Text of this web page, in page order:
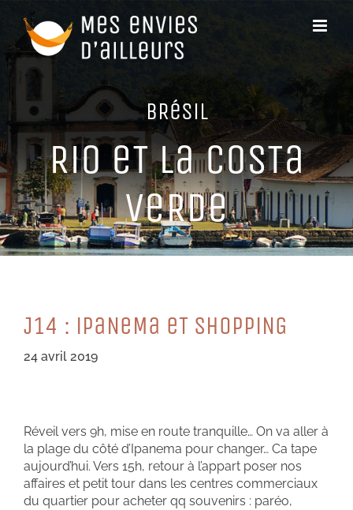
contenu
BRéSiL
Rio eT La CoSTa
VeRDe
J14 : iPaNeMa eT SHoPPiNG
24 avril 2019
Réveil vers 9h, mise en route tranquille… On va aller à
la plage du côté d’Ipanema pour changer… Ca tape
aujourd’hui. Vers 15h, retour à l’appart poser nos
affaires et petit tour dans les centres commerciaux
du quartier pour acheter qq souvenirs : paréo,